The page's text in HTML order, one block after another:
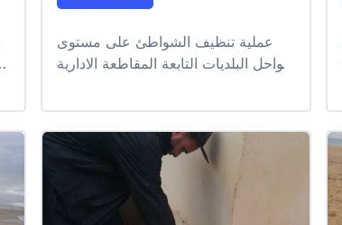
عملية تنظيف الشواطئ على مستوى
سواحل البلديات التابعة المقاطعة الادارية